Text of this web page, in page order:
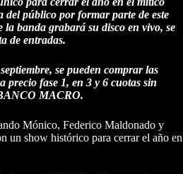
del público por formar parte de este
banda grabará su disco en vivo, se
de entradas.
se pueden comprar las
precio fase 1, en 3 y 6 cuotas sin
MACRO.
Mónico, Federico Maldonado y
un show histórico para cerrar el año en